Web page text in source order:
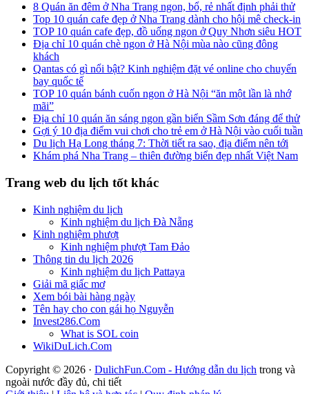
8 Quán ăn đêm ở Nha Trang ngon, bổ, rẻ nhất định phải thử
Top 10 quán cafe đẹp ở Nha Trang dành cho hội mê check-in
TOP 10 quán cafe đẹp, đồ uống ngon ở Quy Nhơn siêu HOT
Địa chỉ 10 quán chè ngon ở Hà Nội mùa nào cũng đông
khách
Qantas có gì nổi bật? Kinh nghiệm đặt vé online cho chuyến
bay quốc tế
TOP 10 quán bánh cuốn ngon ở Hà Nội “ăn một lần là nhớ
mãi”
Địa chỉ 10 quán ăn sáng ngon gần biển Sầm Sơn đáng để thử
Gợi ý 10 địa điểm vui chơi cho trẻ em ở Hà Nội vào cuối tuần
Du lịch Hạ Long tháng 7: Thời tiết ra sao, địa điểm nên tới
Khám phá Nha Trang – thiên đường biển đẹp nhất Việt Nam
Trang web du lịch tốt khác
Kinh nghiệm du lịch
Kinh nghiệm du lịch Đà Nẵng
Kinh nghiệm phượt
Kinh nghiệm phượt Tam Đảo
Thông tin du lịch 2026
Kinh nghiệm du lịch Pattaya
Giải mã giấc mơ
Xem bói bài hàng ngày
Tên hay cho con gái họ Nguyễn
Invest286.Com
What is SOL coin
WikiDuLich.Com
Copyright © 2026 · DulichFun.Com - Hướng dẫn du lịch trong và
ngoài nước đầy đủ, chi tiết